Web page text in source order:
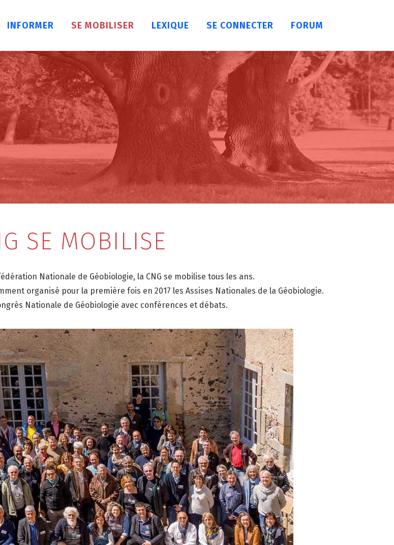
INFORMER SE MOBILISER LEXIQUE SE CONNECTER FORUM
SE MOBILISE
Nationale de Géobiologie, la CNG se mobilise tous les ans.
organisé pour la première fois en 2017 les Assises Nationales de la Géobiologie.
Nationale de Géobiologie avec conférences et débats.